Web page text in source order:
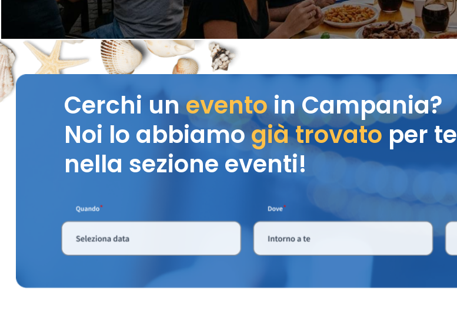
Cerchi uneventoin Campania?
Noi lo abbiamogià trovato per te
nella sezione eventi!